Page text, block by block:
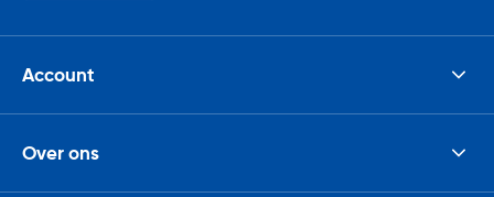
Account
Over ons